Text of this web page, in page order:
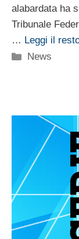
alabardata ha
Tribunale
… Leggi il
Categorie
News